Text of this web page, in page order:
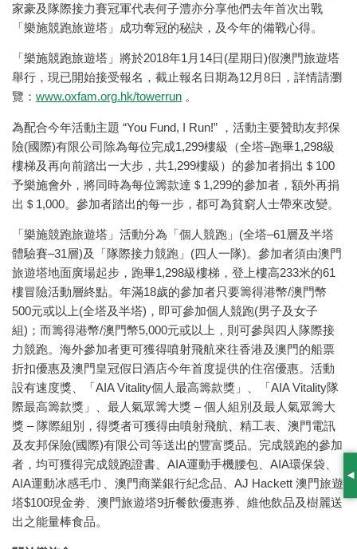
家豪及隊際接力賽冠軍代表何子澧亦分享他們去年首次出戰
「樂施競跑旅遊塔」成功奪冠的秘訣，及今年的備戰心得。
「樂施競跑旅遊塔」將於2018年1月14日(星期日)假澳門旅遊塔
舉行，現已開始接受報名，截止報名日期為12月8日，詳情請瀏
覽： www.oxfam.org.hk/towerrun 。
為配合今年活動主題 “You Fund, I Run!” ，活動主要贊助友邦保
險(國際)有限公司除為每位完成1,299樓級（全塔–跑畢1,298級
樓梯及再向前踏出一大步，共1,299樓級）的參加者捐出＄100
予樂施會外，將同時為每位籌款達＄1,299的參加者，額外再捐
出＄1,000。參加者踏出的每一步，都可為貧窮人士帶來改變。
「樂施競跑旅遊塔」活動分為「個人競跑」(全塔–61層及半塔
體驗賽–31層)及「隊際接力競跑」(四人一隊)。參加者須由澳門
旅遊塔地面廣場起步，跑畢1,298級樓梯，登上樓高233米的61
樓冒險活動層終點。年滿18歲的參加者只要籌得港幣/澳門幣
500元或以上(全塔及半塔)，即可參加個人競跑(男子及女子
組)；而籌得港幣/澳門幣5,000元或以上，則可參與四人隊際接
力競跑。海外參加者更可獲得噴射飛航來往香港及澳門的船票
折扣優惠及澳門皇冠假日酒店今年首度提供的住宿優惠。活動
設有速度獎、「AIA Vitality個人最高籌款獎」、「AIA Vitality隊
際最高籌款獎」、最人氣眾籌大獎 – 個人組別及最人氣眾籌大
獎 – 隊際組別，得獎者可獲得由噴射飛航、精工表、澳門電訊
及友邦保險(國際)有限公司等送出的豐富獎品。完成競跑的參加
者，均可獲得完成競跑證書、AIA運動手機腰包、AIA環保袋、
AIA運動冰感毛巾、澳門商業銀行紀念品、AJ Hackett 澳門旅遊
塔$100現金劵、澳門旅遊塔9折餐飲優惠券、維他飲品及樹麗送
出之能量棒食品。